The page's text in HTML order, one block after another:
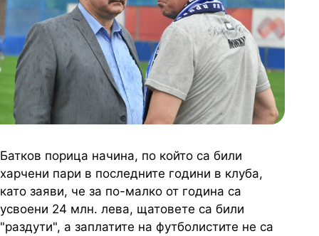
Батков порица начина, по който са били
харчени пари в последните години в клуба,
като заяви, че за по-малко от година са
усвоени 24 млн. лева, щатовете са били
"раздути", а заплатите на футболистите не са